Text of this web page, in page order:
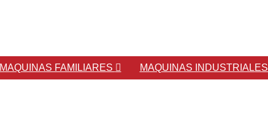
MAQUINAS FAMILIARES MAQUINAS INDUSTRIALES